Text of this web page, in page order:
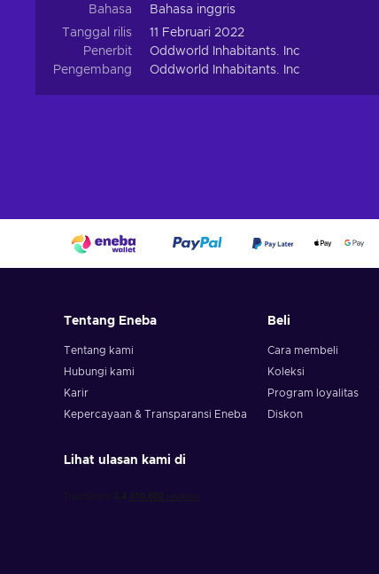
Bahasa
Bahasa inggris
Tanggal rilis
11 Februari 2022
Penerbit
Oddworld Inhabitants. Inc
Pengembang
Oddworld Inhabitants. Inc
Tentang Eneba
Tentang kami
Hubungi kami
Karir
Kepercayaan & Transparansi Eneba
Beli
Cara membeli
Koleksi
Program loyalitas
Diskon
Lihat ulasan kami di